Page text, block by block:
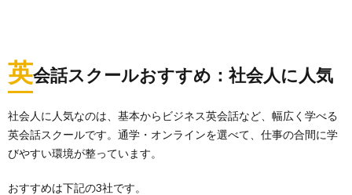
英会話スクールおすすめ：社会人に人気
社会人に人気なのは、基本からビジネス英会話など、幅広く学べる
英会話スクールです。通学・オンラインを選べて、仕事の合間に学
びやすい環境が整っています。
おすすめは下記の3社です。